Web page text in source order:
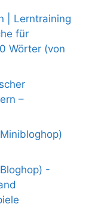
| Lerntraining
für
Wörter (von
–
-